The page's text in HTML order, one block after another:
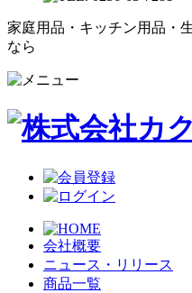
家庭用品・キッチン用品・
なら
会社概要
ニュース・リリース
商品一覧